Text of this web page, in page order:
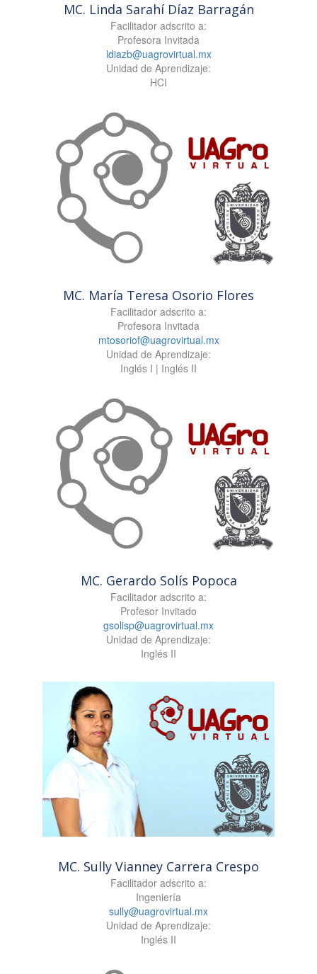
MC. Linda Sarahí Díaz Barragán
Facilitador adscrito a:
Profesora Invitada
ldiazb@uagrovirtual.mx
Unidad de Aprendizaje:
HCI
MC. María Teresa Osorio Flores
Facilitador adscrito a:
Profesora Invitada
mtosoriof@uagrovirtual.mx
Unidad de Aprendizaje:
Inglés I | Inglés II
MC. Gerardo Solís Popoca
Facilitador adscrito a:
Profesor Invitado
gsolisp@uagrovirtual.mx
Unidad de Aprendizaje:
Inglés II
MC. Sully Vianney Carrera Crespo
Facilitador adscrito a:
Ingeniería
sully@uagrovirtual.mx
Unidad de Aprendizaje:
Inglés II